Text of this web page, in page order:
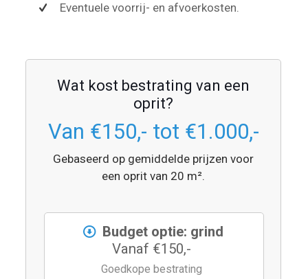
Eventuele voorrij- en afvoerkosten.
Wat kost bestrating van een
oprit?
Van €150,- tot €1.000,-
Gebaseerd op gemiddelde prijzen voor
een oprit van 20 m².
Budget optie: grind
Vanaf €150,-
Goedkope bestrating